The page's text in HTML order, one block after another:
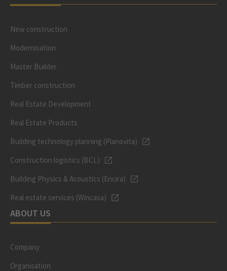
New construction
Modernisation
Master Builder
Timber construction
Real Estate Development
Real Estate Products
Building technology planning (Planovita)
Construction logistics (BCL)
Building Physics & Acoustics (Encira)
Real estate services (Wincasa)
ABOUT US
Company
Organisation